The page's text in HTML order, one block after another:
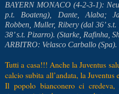
BAYERN MONACO (4-2-3-1):
p.t. Boateng), Dante, Alaba;
Robben, Muller, Ribery (dal 36’
38’ s.t. Pizarro). (Starke, Rafinha,
ARBITRO: Velasco Carballo (Spa).
Tutti a casa!!! Anche la Juventus
calcio subita all’andata, la
Il popolo bianconero ci